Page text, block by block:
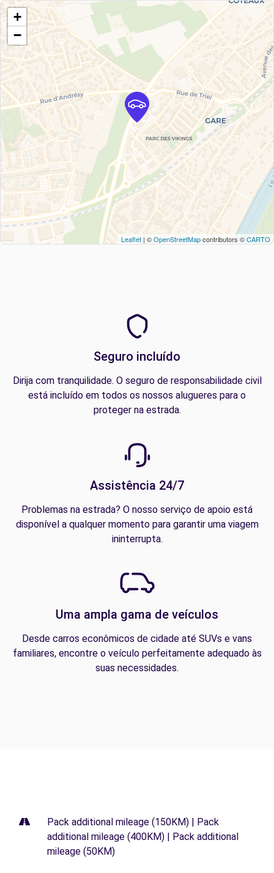
+
−
Leaflet | ©OpenStreetMapcontributors ©CARTO
Seguro incluído
Dirija com tranquilidade. O seguro de responsabilidade civil
está incluído em todos os nossos alugueres para o
proteger na estrada.
Assistência 24/7
Problemas na estrada? O nosso serviço de apoio está
disponível a qualquer momento para garantir uma viagem
ininterrupta.
Uma ampla gama de veículos
Desde carros econômicos de cidade até SUVs e vans
familiares, encontre o veículo perfeitamente adequado às
suas necessidades.
Pack additional mileage (150KM) | Pack
additional mileage (400KM) | Pack additional
mileage (50KM)